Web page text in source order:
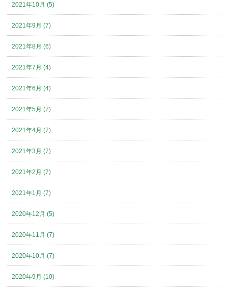
2021年10月 (5)
2021年9月 (7)
2021年8月 (6)
2021年7月 (4)
2021年6月 (4)
2021年5月 (7)
2021年4月 (7)
2021年3月 (7)
2021年2月 (7)
2021年1月 (7)
2020年12月 (5)
2020年11月 (7)
2020年10月 (7)
2020年9月 (10)